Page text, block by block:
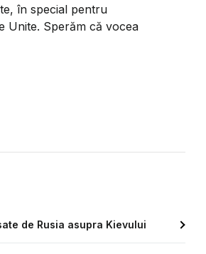
în special pentru
Unite. Sperăm că vocea
de Rusia asupra Kievului